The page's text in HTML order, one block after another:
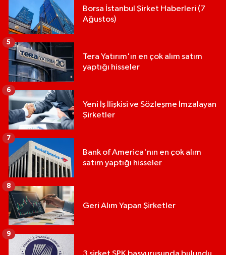
Borsa İstanbul Şirket Haberleri (7
Ağustos)
Tera Yatırım'ın en çok alım satım
yaptığı hisseler
5
Yeni İş İlişkisi ve Sözleşme İmzalayan
Şirketler
6
Bank of America'nın en çok alım
satım yaptığı hisseler
7
Geri Alım Yapan Şirketler
8
9